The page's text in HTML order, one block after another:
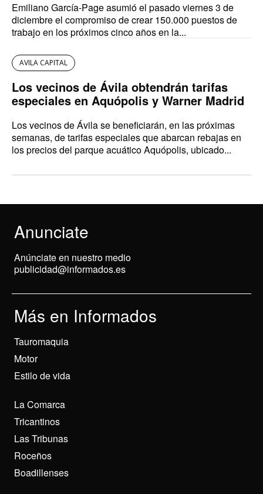
Emiliano García-Page asumió el pasado viernes 3 de
diciembre el compromiso de crear 150.000 puestos de
trabajo en los próximos cinco años en la...
AVILA CAPITAL
Los vecinos de Ávila obtendrán tarifas
especiales en Aquópolis y Warner Madrid
Los vecinos de Ávila se beneficiarán, en las próximas
semanas, de tarifas especiales que abarcan rebajas en
los precios del parque acuático Aquópolis, ubicado...
Anunciate
Anúnciate en nuestro medio
publicidad@informados.es
Más en Informados
Tauromaquia
Motor
Estilo de vida
La Comarca
Tricantinos
Las Tribunas
Roceños
Boadillenses